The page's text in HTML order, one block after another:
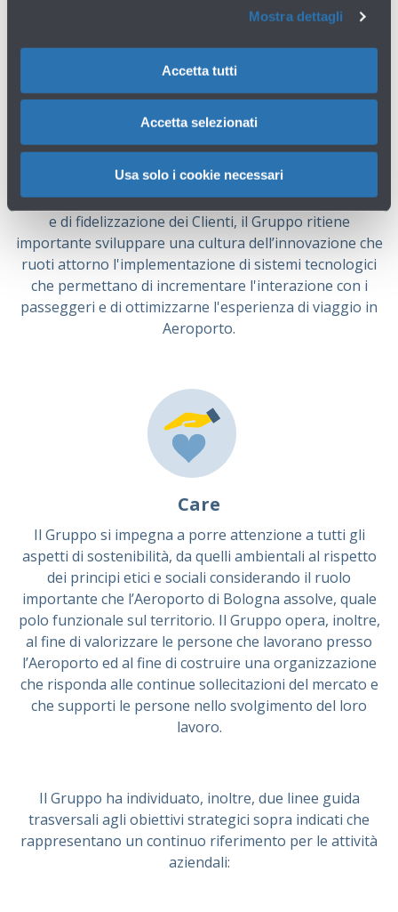
Mostra dettagli
Accetta tutti
Accetta selezionati
Usa solo i cookie necessari
Experience
Il Gruppo pone attenzione a garantire un continuo
miglioramento dei servizi offerti agli utenti
aeroportuali nelle aree di business in cui opera,
contempo sempre più elevati standard di sicurezza,
qualità e rispetto dell’ambiente. Quale driver di
supporto e miglioramento di tutti gli aspetti gestionali
e di fidelizzazione dei Clienti, il Gruppo ritiene
importante sviluppare una cultura dell’innovazione che
ruoti attorno l'implementazione di sistemi tecnologici
che permettano di incrementare l'interazione con i
passeggeri e di ottimizzarne l'esperienza di viaggio in
Aeroporto.
Care
Il Gruppo si impegna a porre attenzione a tutti gli
aspetti di sostenibilità, da quelli ambientali al rispetto
dei principi etici e sociali considerando il ruolo
importante che l’Aeroporto di Bologna assolve, quale
polo funzionale sul territorio. Il Gruppo opera, inoltre,
al fine di valorizzare le persone che lavorano presso
l’Aeroporto ed al fine di costruire una organizzazione
che risponda alle continue sollecitazioni del mercato e
che supporti le persone nello svolgimento del loro
lavoro.
Il Gruppo ha individuato, inoltre, due linee guida
trasversali agli obiettivi strategici sopra indicati che
rappresentano un continuo riferimento per le attività
aziendali: